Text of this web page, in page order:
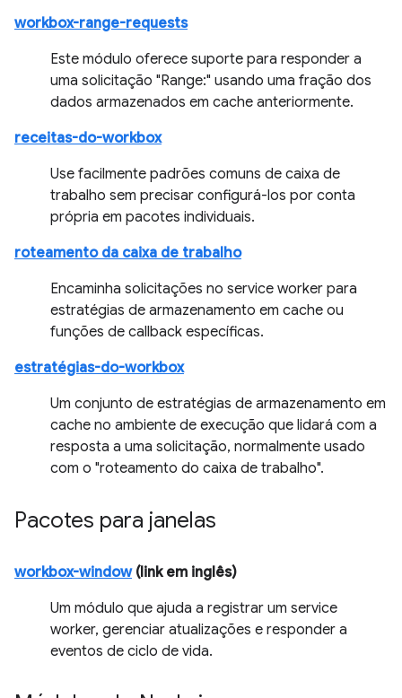
workbox-range-requests
Este módulo oferece suporte para responder a
uma solicitação "Range:" usando uma fração dos
dados armazenados em cache anteriormente.
receitas-do-workbox
Use facilmente padrões comuns de caixa de
trabalho sem precisar configurá-los por conta
própria em pacotes individuais.
roteamento da caixa de trabalho
Encaminha solicitações no service worker para
estratégias de armazenamento em cache ou
funções de callback específicas.
estratégias-do-workbox
Um conjunto de estratégias de armazenamento em
cache no ambiente de execução que lidará com a
resposta a uma solicitação, normalmente usado
com o "roteamento do caixa de trabalho".
Pacotes para janelas
workbox-window(link em inglês)
Um módulo que ajuda a registrar um service
worker, gerenciar atualizações e responder a
eventos de ciclo de vida.